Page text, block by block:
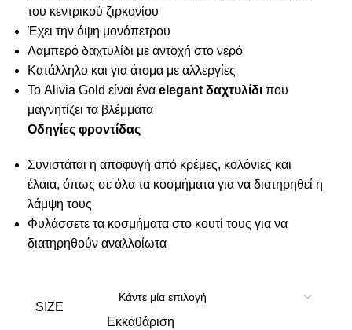
του κεντρικού ζιρκονίου
Έχει την όψη μονόπετρου
Λαμπερό δαχτυλίδι με αντοχή στο νερό
Κατάλληλο και για άτομα με αλλεργίες
Το Alivia Gold είναι ένα elegant δαχτυλίδι που
μαγνητίζει τα βλέμματα
Οδηγίες φροντίδας
Συνιστάται η αποφυγή από κρέμες, κολόνιες και
έλαια, όπως σε όλα τα κοσμήματα για να διατηρηθεί η
λάμψη τους
Φυλάσσετε τα κοσμήματα στο κουτί τους για να
διατηρηθούν αναλλοίωτα
SIZE
Εκκαθάριση